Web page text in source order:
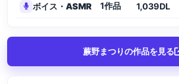
ボイス・ASMR 1作品 1,039DL
蕨野まつりの作品を見る